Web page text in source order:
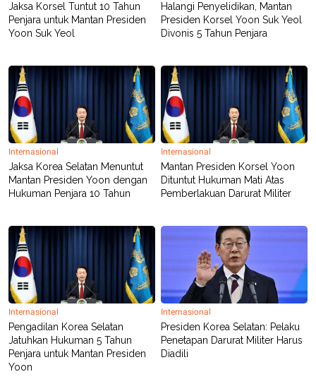
Jaksa Korsel Tuntut 10 Tahun
Penjara untuk Mantan Presiden
Yoon Suk Yeol
Halangi Penyelidikan, Mantan
Presiden Korsel Yoon Suk Yeol
Divonis 5 Tahun Penjara
Internasional
Jaksa Korea Selatan Menuntut
Mantan Presiden Yoon dengan
Hukuman Penjara 10 Tahun
Internasional
Mantan Presiden Korsel Yoon
Dituntut Hukuman Mati Atas
Pemberlakuan Darurat Militer
Internasional
Pengadilan Korea Selatan
Jatuhkan Hukuman 5 Tahun
Penjara untuk Mantan Presiden
Yoon
Internasional
Presiden Korea Selatan: Pelaku
Penetapan Darurat Militer Harus
Diadili